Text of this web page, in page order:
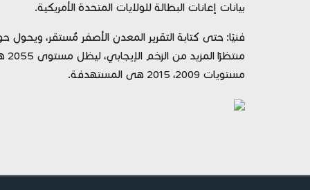
بيانات إعانات البطالة للولايات المتحدة الأمريكية.
مستويات 2009، 2015 هى المستهدفة.